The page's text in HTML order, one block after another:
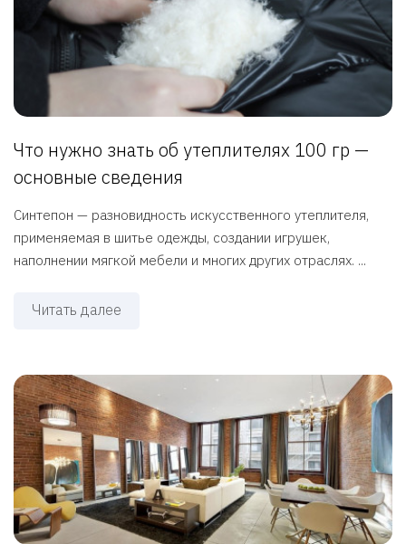
Что нужно знать об утеплителях 100 гр —
основные сведения
Синтепон — разновидность искусственного утеплителя,
применяемая в шитье одежды, создании игрушек,
наполнении мягкой мебели и многих других отраслях. ...
Читать далее